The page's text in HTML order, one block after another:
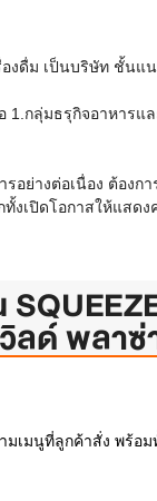
งดื่ม เป็นบริษัท ชั้น
กลุ่มธรุกิจอาหารแ
อย่างต่อเนื่อง ต้อง
งเปิดโอกาสให้แสด
วิลด์ พลา
เมนูที่ลูกค้าสั่ง พร้อ